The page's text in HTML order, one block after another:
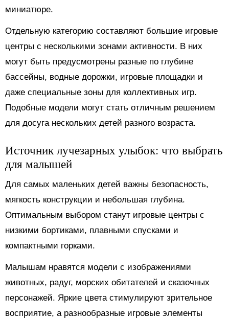
миниатюре.
Отдельную категорию составляют большие игровые
центры с несколькими зонами активности. В них
могут быть предусмотрены разные по глубине
бассейны, водные дорожки, игровые площадки и
даже специальные зоны для коллективных игр.
Подобные модели могут стать отличным решением
для досуга нескольких детей разного возраста.
Источник лучезарных улыбок: что выбрать
для малышей
Для самых маленьких детей важны безопасность,
мягкость конструкции и небольшая глубина.
Оптимальным выбором станут игровые центры с
низкими бортиками, плавными спусками и
компактными горками.
Малышам нравятся модели с изображениями
животных, радуг, морских обитателей и сказочных
персонажей. Яркие цвета стимулируют зрительное
восприятие, а разнообразные игровые элементы